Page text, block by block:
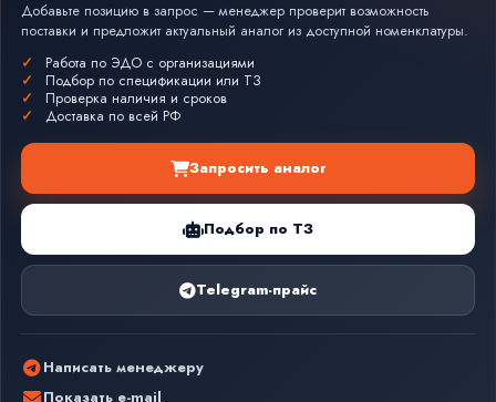
Добавьте позицию в запрос — менеджер проверит возможность
поставки и предложит актуальный аналог из доступной номенклатуры.
Работа по ЭДО с организациями
Подбор по спецификации или ТЗ
Проверка наличия и сроков
Доставка по всей РФ
Запросить аналог
Подбор по ТЗ
Telegram-прайс
Написать менеджеру
Показать e-mail